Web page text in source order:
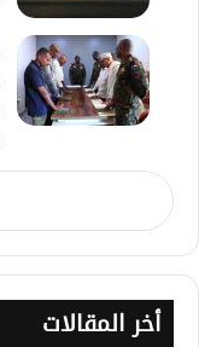
أخر المقالات